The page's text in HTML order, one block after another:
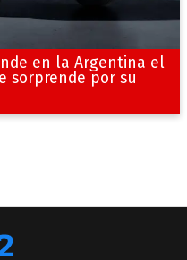
en la Argentina el
sorprende por su